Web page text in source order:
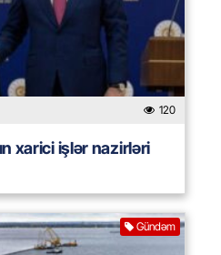
120
xarici işlər nazirləri
Gündəm